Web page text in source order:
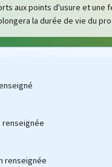
aux points d'usure et une
la durée de vie du
renseignée
renseignée